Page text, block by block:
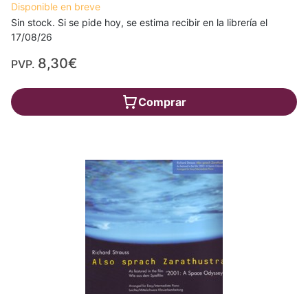
Disponible en breve
Sin stock. Si se pide hoy, se estima recibir en la librería el
17/08/26
PVP. 8,30€
Comprar